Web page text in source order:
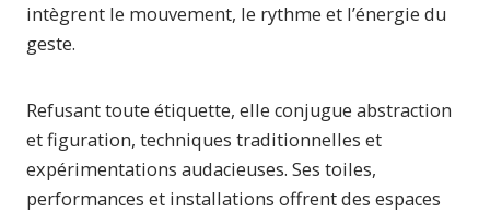
intègrent le mouvement, le rythme et l’énergie du
geste.
Refusant toute étiquette, elle conjugue abstraction
et figuration, techniques traditionnelles et
expérimentations audacieuses. Ses toiles,
performances et installations offrent des espaces